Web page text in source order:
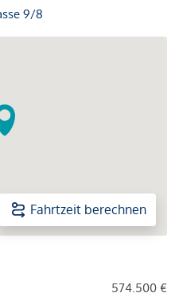
9/8
Fahrtzeit berechnen
574.500 €